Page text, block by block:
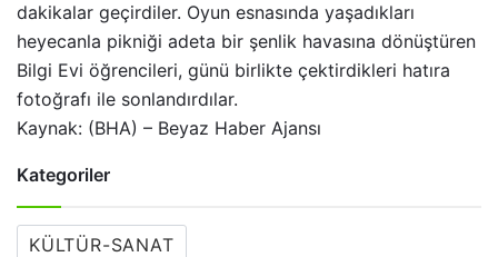
dakikalar geçirdiler. Oyun esnasında yaşadıkları
heyecanla pikniği adeta bir şenlik havasına dönüştüren
Bilgi Evi öğrencileri, günü birlikte çektirdikleri hatıra
fotoğrafı ile sonlandırdılar.
Kaynak: (BHA) – Beyaz Haber Ajansı
Kategoriler
KÜLTÜR-SANAT